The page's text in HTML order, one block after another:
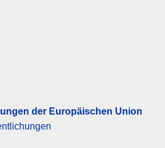
der Europäischen Union